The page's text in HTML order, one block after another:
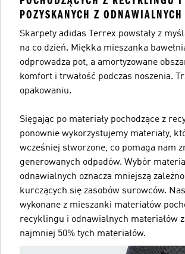
POZYSKANYCH Z
Skarpety adidas Terrex powstały z
na co dzień. Miękka mieszanka
odprowadza pot, a amortyzowane
komfort i trwałość podczas noszenia.
opakowaniu.
Sięgając po materiały pochodzące z
ponownie wykorzystujemy materiały,
wcześniej stworzone, co pomaga nam
generowanych odpadów. Wybór
odnawialnych oznacza mniejszą
kurczących się zasobów surowców.
wykonane z mieszanki materiałów
recyklingu i odnawialnych materiałów
najmniej 50% tych materiałów.